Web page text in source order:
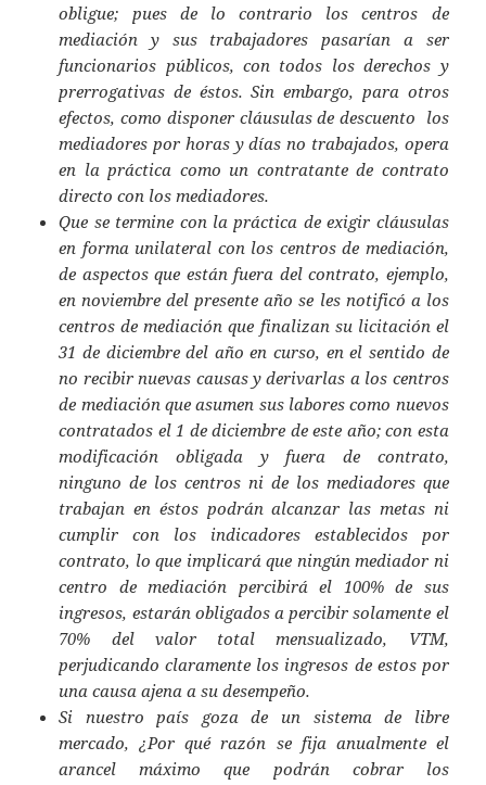
obligue; pues de lo contrario los centros de
mediación y sus trabajadores pasarían a ser
funcionarios públicos, con todos los derechos y
prerrogativas de éstos. Sin embargo, para otros
efectos, como disponer cláusulas de descuento los
mediadores por horas y días no trabajados, opera
en la práctica como un contratante de contrato
directo con los mediadores.
Que se termine con la práctica de exigir cláusulas
en forma unilateral con los centros de mediación,
de aspectos que están fuera del contrato, ejemplo,
en noviembre del presente año se les notificó a los
centros de mediación que finalizan su licitación el
31 de diciembre del año en curso, en el sentido de
no recibir nuevas causas y derivarlas a los centros
de mediación que asumen sus labores como nuevos
contratados el 1 de diciembre de este año; con esta
modificación obligada y fuera de contrato,
ninguno de los centros ni de los mediadores que
trabajan en éstos podrán alcanzar las metas ni
cumplir con los indicadores establecidos por
contrato, lo que implicará que ningún mediador ni
centro de mediación percibirá el 100% de sus
ingresos, estarán obligados a percibir solamente el
70% del valor total mensualizado, VTM,
perjudicando claramente los ingresos de estos por
una causa ajena a su desempeño.
Si nuestro país goza de un sistema de libre
mercado, ¿Por qué razón se fija anualmente el
arancel máximo que podrán cobrar los